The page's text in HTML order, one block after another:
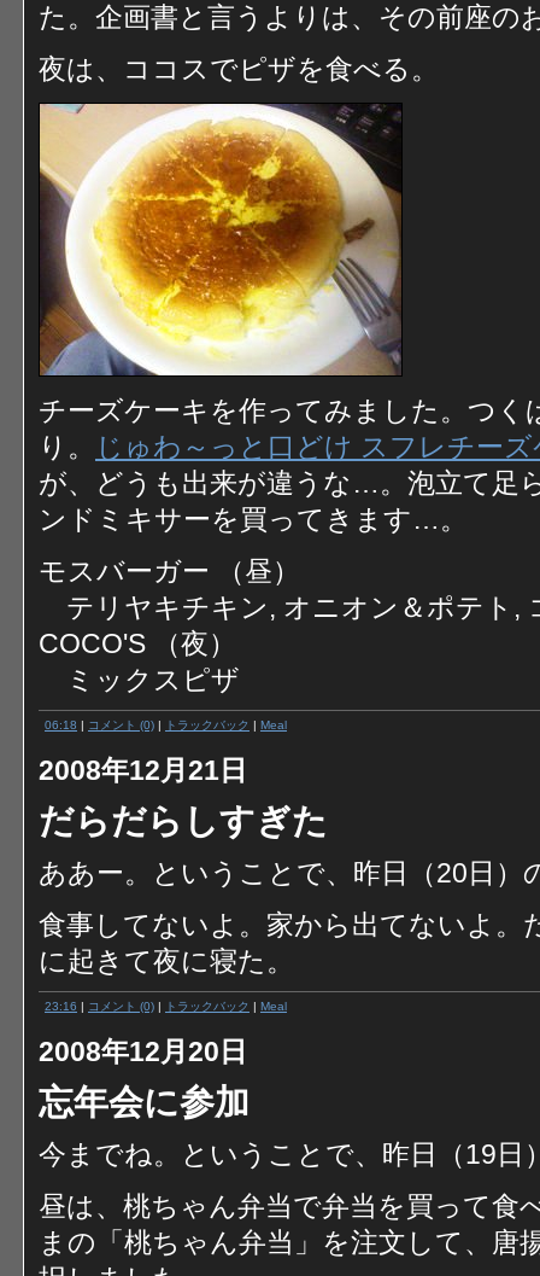
た。企画書と言うよりは、その前座の
夜は、ココスでピザを食べる。
チーズケーキを作ってみました。つ
り。
じゅわ～っと口どけ スフレチー
が、どうも出来が違うな…。泡立て足
ンドミキサーを買ってきます…。
モスバーガー （昼）
テリヤキチキン, オニオン＆ポテト,
COCO'S （夜）
ミックスピザ
06:18 | コメント (0) | トラックバック | Meal
2008年12月21日
だらだらしすぎた
ああー。ということで、昨日（20日）
食事してないよ。家から出てないよ
に起きて夜に寝た。
23:16 | コメント (0) | トラックバック | Meal
2008年12月20日
忘年会に参加
今までね。ということで、昨日（19日
昼は、桃ちゃん弁当で弁当を買って食
まの「桃ちゃん弁当」を注文して、